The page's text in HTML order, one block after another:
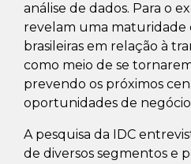
análise de dados. Para o
revelam uma maturidade
brasileiras em relação à
como meio de se
prevendo os próximos
oportunidades de
A pesquisa da IDC
de diversos segmentos e